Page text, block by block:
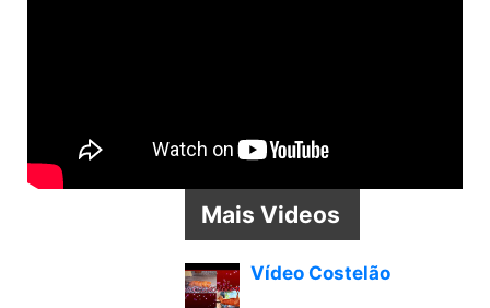
Mais Videos
Vídeo Costelão